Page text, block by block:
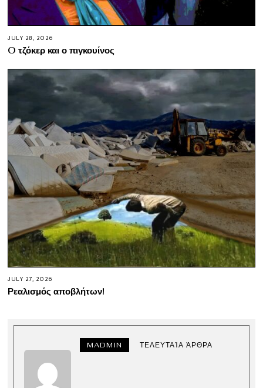
JULY 28, 2026
O τζόκερ και ο πιγκουίνος
JULY 27, 2026
Ρεαλισμός αποβλήτων!
MADMIN ΤΕΛΕΥΤΑΊΑ ΆΡΘΡΑ